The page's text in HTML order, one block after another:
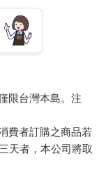
限台灣本島。注
費者訂購之商品若
天者，本公司將取